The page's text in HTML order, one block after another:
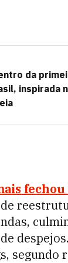
da
inspirada
segundo